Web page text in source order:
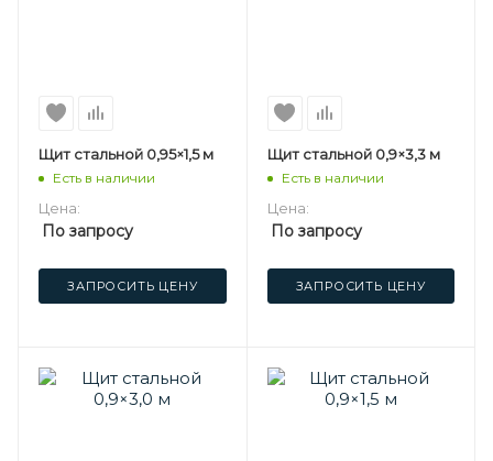
Щит стальной 0,95×1,5 м
Есть в наличии
Цена:
По запросу
ЗАПРОСИТЬ ЦЕНУ
Щит стальной 0,9×3,3 м
Есть в наличии
Цена:
По запросу
ЗАПРОСИТЬ ЦЕНУ